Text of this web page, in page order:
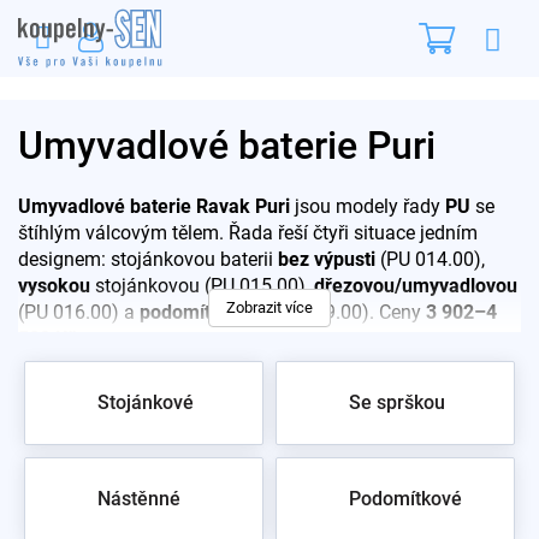
na
obsah
Umyvadlové baterie Puri
Umyvadlové baterie Ravak Puri jsou modely řady PU se
štíhlým válcovým tělem. Řada řeší čtyři situace jedním
designem: stojánkovou baterii bez výpusti (PU 014.00),
vysokou stojánkovou (PU 015.00),dřezovou/umyvadlovou
(PU 016.00) a podomítkovou(PU 019.00). Ceny 3 902–4
PU 015.00– vysoká stojánková bez výpusti, k
miskám na desku
Zobrazit více
Stojánkové Se sprškou
Nástěnné Podomítkové